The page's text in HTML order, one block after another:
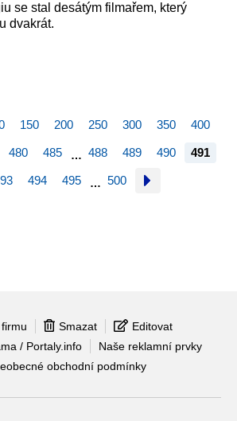
se stal desátým filmařem, který
dvakrát.
150 200 250 300 350 400
480 485 … 488 489 490 491
494 495 … 500
Smazat
Editovat
/ Portaly.info
Naše reklamní prvky
obchodní podmínky